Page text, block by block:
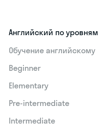
Английский по уровням
Обучение английскому
Beginner
Elementary
Pre-intermediate
Intermediate